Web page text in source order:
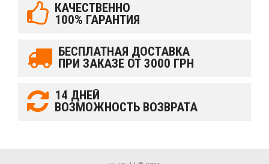
КАЧЕСТВЕННО
100% ГАРАНТИЯ
БЕСПЛАТНАЯ ДОСТАВКА
ПРИ ЗАКАЗЕ ОТ 3000 ГРН
14 ДНЕЙ
ВОЗМОЖНОСТЬ ВОЗВРАТА